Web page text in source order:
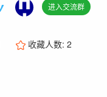
进入交流群
收藏人数:2